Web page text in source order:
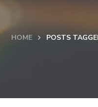
HOME POSTS